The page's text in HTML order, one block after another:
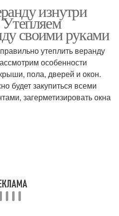
изнутри
своими руками
утеплить веранду
особенности
пола, дверей и окон.
будет закупиться всеми
загерметизировать окна